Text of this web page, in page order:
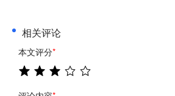
相关评论
本文评分*